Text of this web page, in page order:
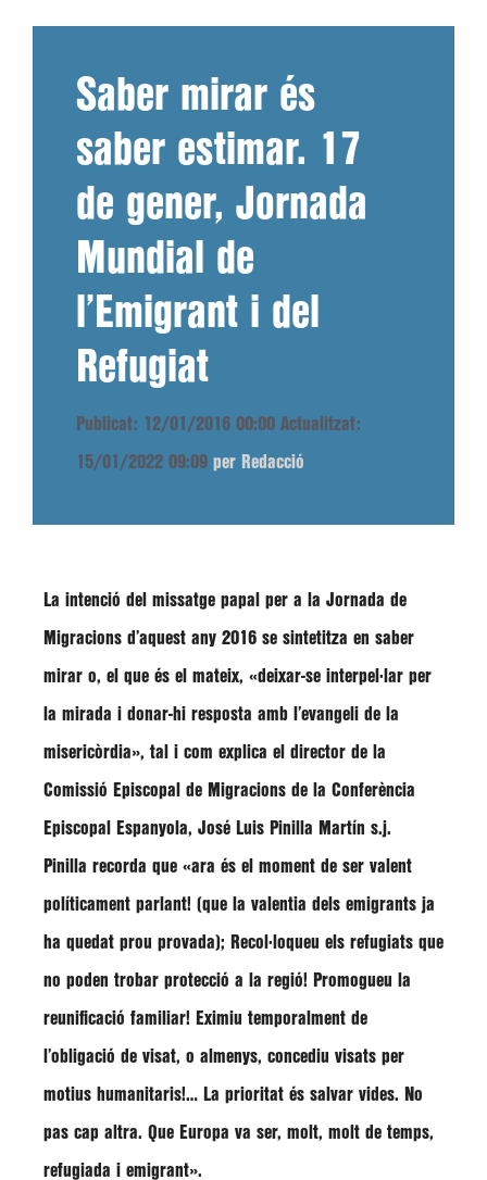
Saber mirar és
saber estimar. 17
de gener, Jornada
Mundial de
l’Emigrant i del
Refugiat
Publicat: 12/01/2016 00:00 Actualitzat:
15/01/2022 09:09 per Redacció
La intenció del missatge papal per a la Jornada de
Migracions d’aquest any 2016 se sintetitza en saber
mirar o, el que és el mateix, «deixar-se interpel·lar per
la mirada i donar-hi resposta amb l’evangeli de la
misericòrdia», tal i com explica el director de la
Comissió Episcopal de Migracions de la Conferència
Episcopal Espanyola, José Luis Pinilla Martín s.j.
Pinilla recorda que «ara és el moment de ser valent
políticament parlant! (que la valentia dels emigrants ja
ha quedat prou provada); Recol·loqueu els refugiats que
no poden trobar protecció a la regió! Promogueu la
reunificació familiar! Eximiu temporalment de
l’obligació de visat, o almenys, concediu visats per
motius humanitaris!… La prioritat és salvar vides. No
pas cap altra. Que Europa va ser, molt, molt de temps,
refugiada i emigrant».